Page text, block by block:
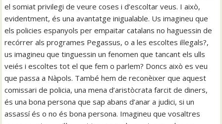
el somiat privilegi de veure coses i d’escoltar veus. I això,
evidentment, és una avantatge inigualable. Us imagineu que
els policies espanyols per empaitar catalans no haguessin de
recórrer als programes Pegassus, o a les escoltes il·legals?,
us imagineu que tinguessin un fenomen que tancant els ulls
veiés i escoltes tot el que fem o parlem? Doncs això es veu
que passa a Nàpols. També hem de reconèixer que aquest
comissari de policia, una mena d’aristòcrata farcit de diners,
és una bona persona que sap abans d’anar a judici, si un
assassí és o no és bona persona. Imagineu que vosaltres